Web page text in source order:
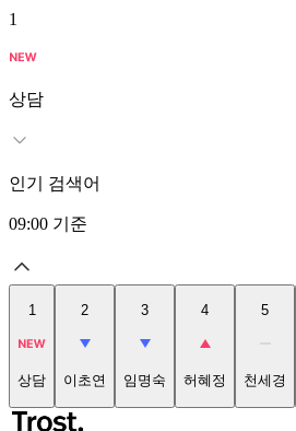
1
상담
인기 검색어
09:00 기준
1
상담
2
이초연
3
임명숙
4
허혜정
5
천세경